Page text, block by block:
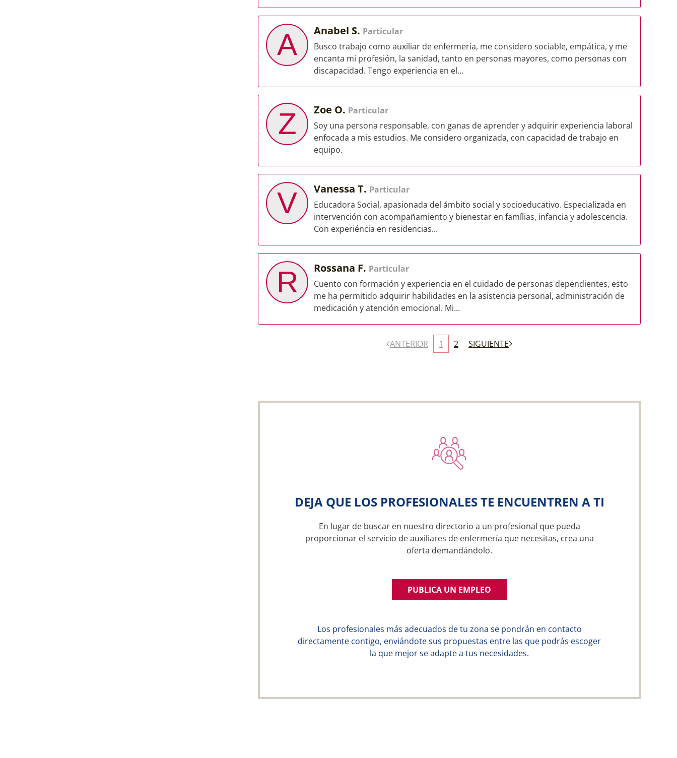
A Anabel S. Particular
Busco trabajo como auxiliar de enfermería, me considero sociable, empática, y me
encanta mi profesión, la sanidad, tanto en personas mayores, como personas con
discapacidad. Tengo experiencia en el...
Z Zoe O. Particular
Soy una persona responsable, con ganas de aprender y adquirir experiencia laboral
enfocada a mis estudios. Me considero organizada, con capacidad de trabajo en
equipo.
V Vanessa T. Particular
Educadora Social, apasionada del ámbito social y socioeducativo. Especializada en
intervención con acompañamiento y bienestar en famílias, infancia y adolescencia.
Con experiéncia en residencias...
R Rossana F. Particular
Cuento con formación y experiencia en el cuidado de personas dependientes, esto
me ha permitido adquirir habilidades en la asistencia personal, administración de
medicación y atención emocional. Mi...
ANTERIOR 1 2 SIGUIENTE
DEJA QUE LOS PROFESIONALES TE ENCUENTREN A TI
En lugar de buscar en nuestro directorio a un profesional que pueda
proporcionar el servicio de auxiliares de enfermería que necesitas, crea una
oferta demandándolo.
PUBLICA UN EMPLEO
Los profesionales más adecuados de tu zona se pondrán en contacto
directamente contigo, enviándote sus propuestas entre las que podrás escoger
la que mejor se adapte a tus necesidades.